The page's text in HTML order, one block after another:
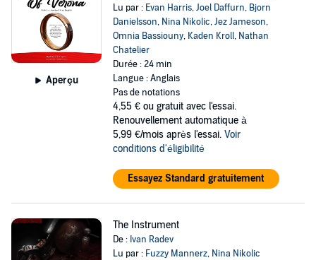
Aperçu
Lu par : Evan Harris,Joel Daffurn, Bjorn
Danielsson, Nina Nikolic,Jez Jameson,
Omnia Bassiouny, Kaden Kroll, Nathan
Chatelier
Durée : 24 min
Langue : Anglais
Pas de notations
4,55 € ou gratuit avec l'essai.
Renouvellement automatique à
5,99 €/mois après l'essai. Voir
conditions d'éligibilité
Essayez Standard gratuitement
The Instrument
De : Ivan Radev
Lu par : Fuzzy Mannerz, Nina Nikolic